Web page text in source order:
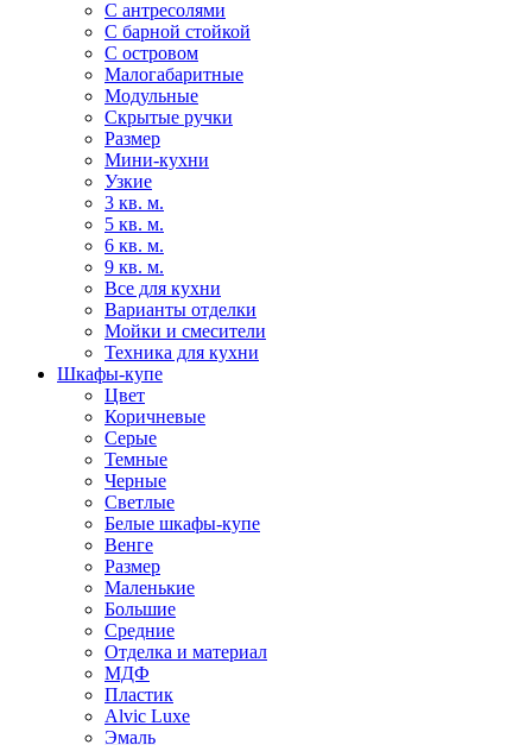
С антресолями
С барной стойкой
С островом
Малогабаритные
Модульные
Скрытые ручки
Размер
Мини-кухни
Узкие
3 кв. м.
5 кв. м.
6 кв. м.
9 кв. м.
Все для кухни
Варианты отделки
Мойки и смесители
Техника для кухни
Шкафы-купе
Цвет
Коричневые
Серые
Темные
Черные
Светлые
Белые шкафы-купе
Венге
Размер
Маленькие
Большие
Средние
Отделка и материал
МДФ
Пластик
Alvic Luxe
Эмаль